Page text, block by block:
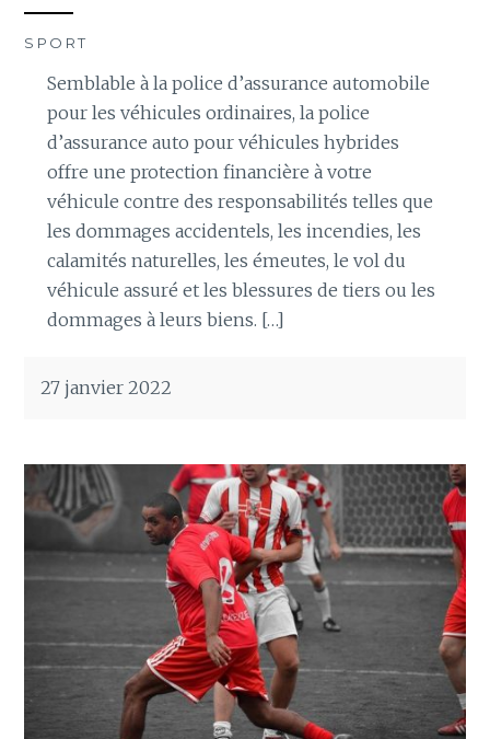
SPORT
Semblable à la police d’assurance automobile
pour les véhicules ordinaires, la police
d’assurance auto pour véhicules hybrides
offre une protection financière à votre
véhicule contre des responsabilités telles que
les dommages accidentels, les incendies, les
calamités naturelles, les émeutes, le vol du
véhicule assuré et les blessures de tiers ou les
dommages à leurs biens. […]
27 janvier 2022